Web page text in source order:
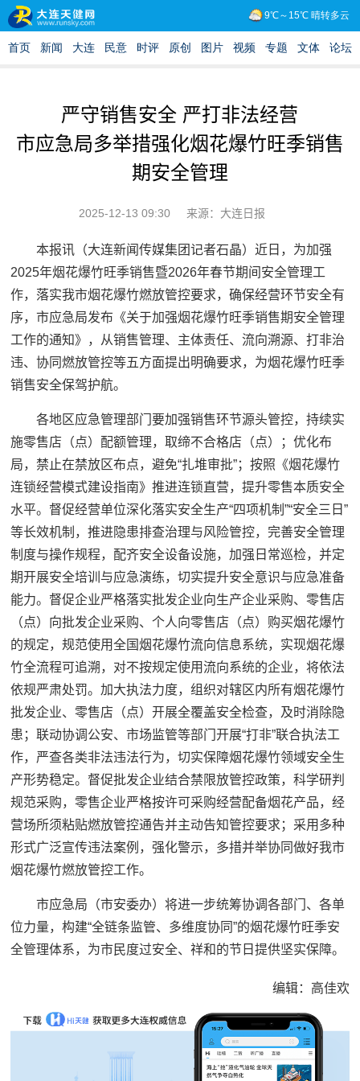
严守销售安全 严打非法经营
市应急局多举措强化烟花爆竹旺季销售
期安全管理
2025-12-13 09:30 来源：大连日报
本报讯（大连新闻传媒集团记者石晶）近日，为加强
2025年烟花爆竹旺季销售暨2026年春节期间安全管理工
作，落实我市烟花爆竹燃放管控要求，确保经营环节安全有
序，市应急局发布《关于加强烟花爆竹旺季销售期安全管理
工作的通知》，从销售管理、主体责任、流向溯源、打非治
违、协同燃放管控等五方面提出明确要求，为烟花爆竹旺季
销售安全保驾护航。
各地区应急管理部门要加强销售环节源头管控，持续实
施零售店（点）配额管理，取缔不合格店（点）；优化布
局，禁止在禁放区布点，避免“扎堆审批”；按照《烟花爆竹
连锁经营模式建设指南》推进连锁直营，提升零售本质安全
水平。督促经营单位深化落实安全生产“四项机制”“安全三日”
等长效机制，推进隐患排查治理与风险管控，完善安全管理
制度与操作规程，配齐安全设备设施，加强日常巡检，并定
期开展安全培训与应急演练，切实提升安全意识与应急准备
能力。督促企业严格落实批发企业向生产企业采购、零售店
（点）向批发企业采购、个人向零售店（点）购买烟花爆竹
的规定，规范使用全国烟花爆竹流向信息系统，实现烟花爆
竹全流程可追溯，对不按规定使用流向系统的企业，将依法
依规严肃处罚。加大执法力度，组织对辖区内所有烟花爆竹
批发企业、零售店（点）开展全覆盖安全检查，及时消除隐
患；联动协调公安、市场监管等部门开展“打非”联合执法工
作，严查各类非法违法行为，切实保障烟花爆竹领域安全生
产形势稳定。督促批发企业结合禁限放管控政策，科学研判
规范采购，零售企业严格按许可采购经营配备烟花产品，经
营场所须粘贴燃放管控通告并主动告知管控要求；采用多种
形式广泛宣传违法案例，强化警示，多措并举协同做好我市
烟花爆竹燃放管控工作。
市应急局（市安委办）将进一步统筹协调各部门、各单
位力量，构建“全链条监管、多维度协同”的烟花爆竹旺季安
全管理体系，为市民度过安全、祥和的节日提供坚实保障。
编辑：高佳欢